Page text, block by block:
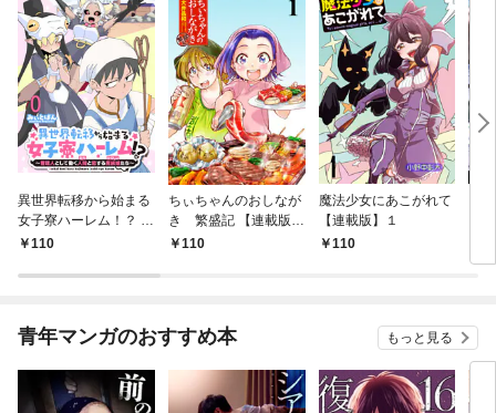
異世界転移から始まる
女子寮ハーレム！？ ～
管理人として働く人間
【連載版】０
110
ちぃちゃんのおしなが
き 繁盛記 【連載版】
１110
魔法少女にあこがれて
【連載版】１
110
青年マンガのおすすめ本 もっと見る